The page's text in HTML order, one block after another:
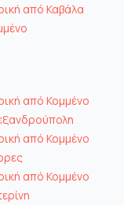
από Καβάλα
από Κομμένο
από Κομμένο
από Κομμένο